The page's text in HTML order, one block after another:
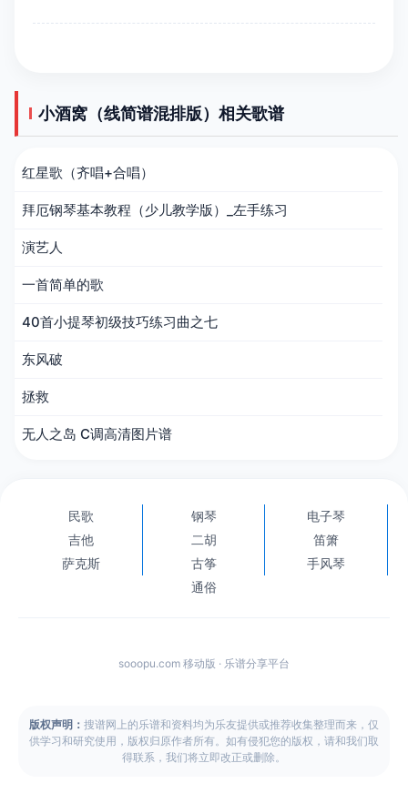
小酒窝（线简谱混排版）相关歌谱
红星歌（齐唱+合唱）
拜厄钢琴基本教程（少儿教学版）_左手练习
演艺人
一首简单的歌
40首小提琴初级技巧练习曲之七
东风破
拯救
无人之岛 C调高清图片谱
民歌 钢琴
电子琴
吉他
二胡
笛箫
萨克斯
古筝
手风琴
通俗
sooopu.com 移动版 · 乐谱分享平台
版权声明： 搜谱网上的乐谱和资料均为乐友提供或推荐收集整理而来，仅
供学习和研究使用，版权归原作者所有。如有侵犯您的版权，请和我们取
得联系，我们将立即改正或删除。